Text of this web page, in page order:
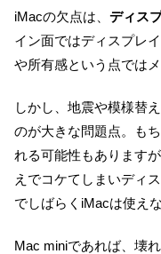
iMacの欠点は、 ディス
イン面ではディスプレ
や所有感という点では
しかし、地震や模様替
のが大きな問題点。も
れる可能性もあります
えでコケてしまいディ
でしばらくiMacは使え
Mac miniであれば、壊